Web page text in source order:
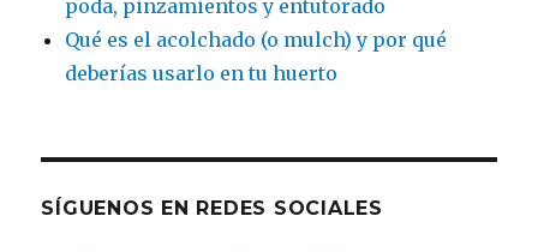
poda, pinzamientos y entutorado
Qué es el acolchado (o mulch) y por qué
deberías usarlo en tu huerto
SÍGUENOS EN REDES SOCIALES